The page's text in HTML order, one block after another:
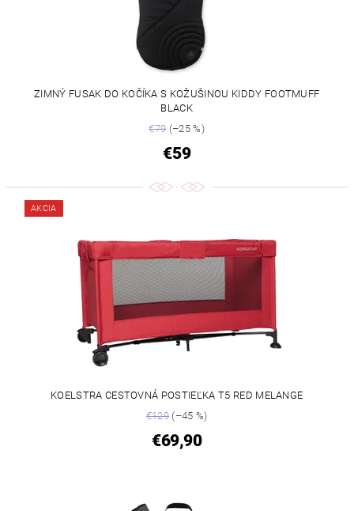
ZIMNÝ FUSAK DO KOČÍKA S KOŽUŠINOU KIDDY FOOTMUFF
BLACK
€79(–25 %)
€59
AKCIA
KOELSTRA CESTOVNÁ POSTIEĽKA T5 RED MELANGE
€129 (–45 %)
€69,90